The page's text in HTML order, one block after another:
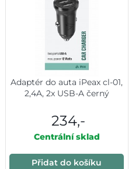
Adaptér do auta iPeax cl-01,
2,4A, 2x USB-A černý
234,-
Centrální sklad
Přidat do košíku